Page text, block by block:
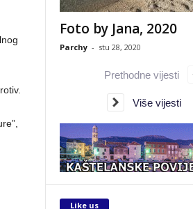
Foto by Jana, 2020
Parchy - stu 28, 2020
Prethodne vijesti
Više vijesti
Like us